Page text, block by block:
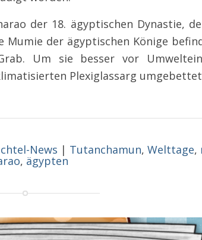
der 18. ägyptischen Dynastie,
Mumie der ägyptischen Könige
Um sie besser vor
Plexiglassarg
News | Tutanchamun,Welttage,
, ägypten